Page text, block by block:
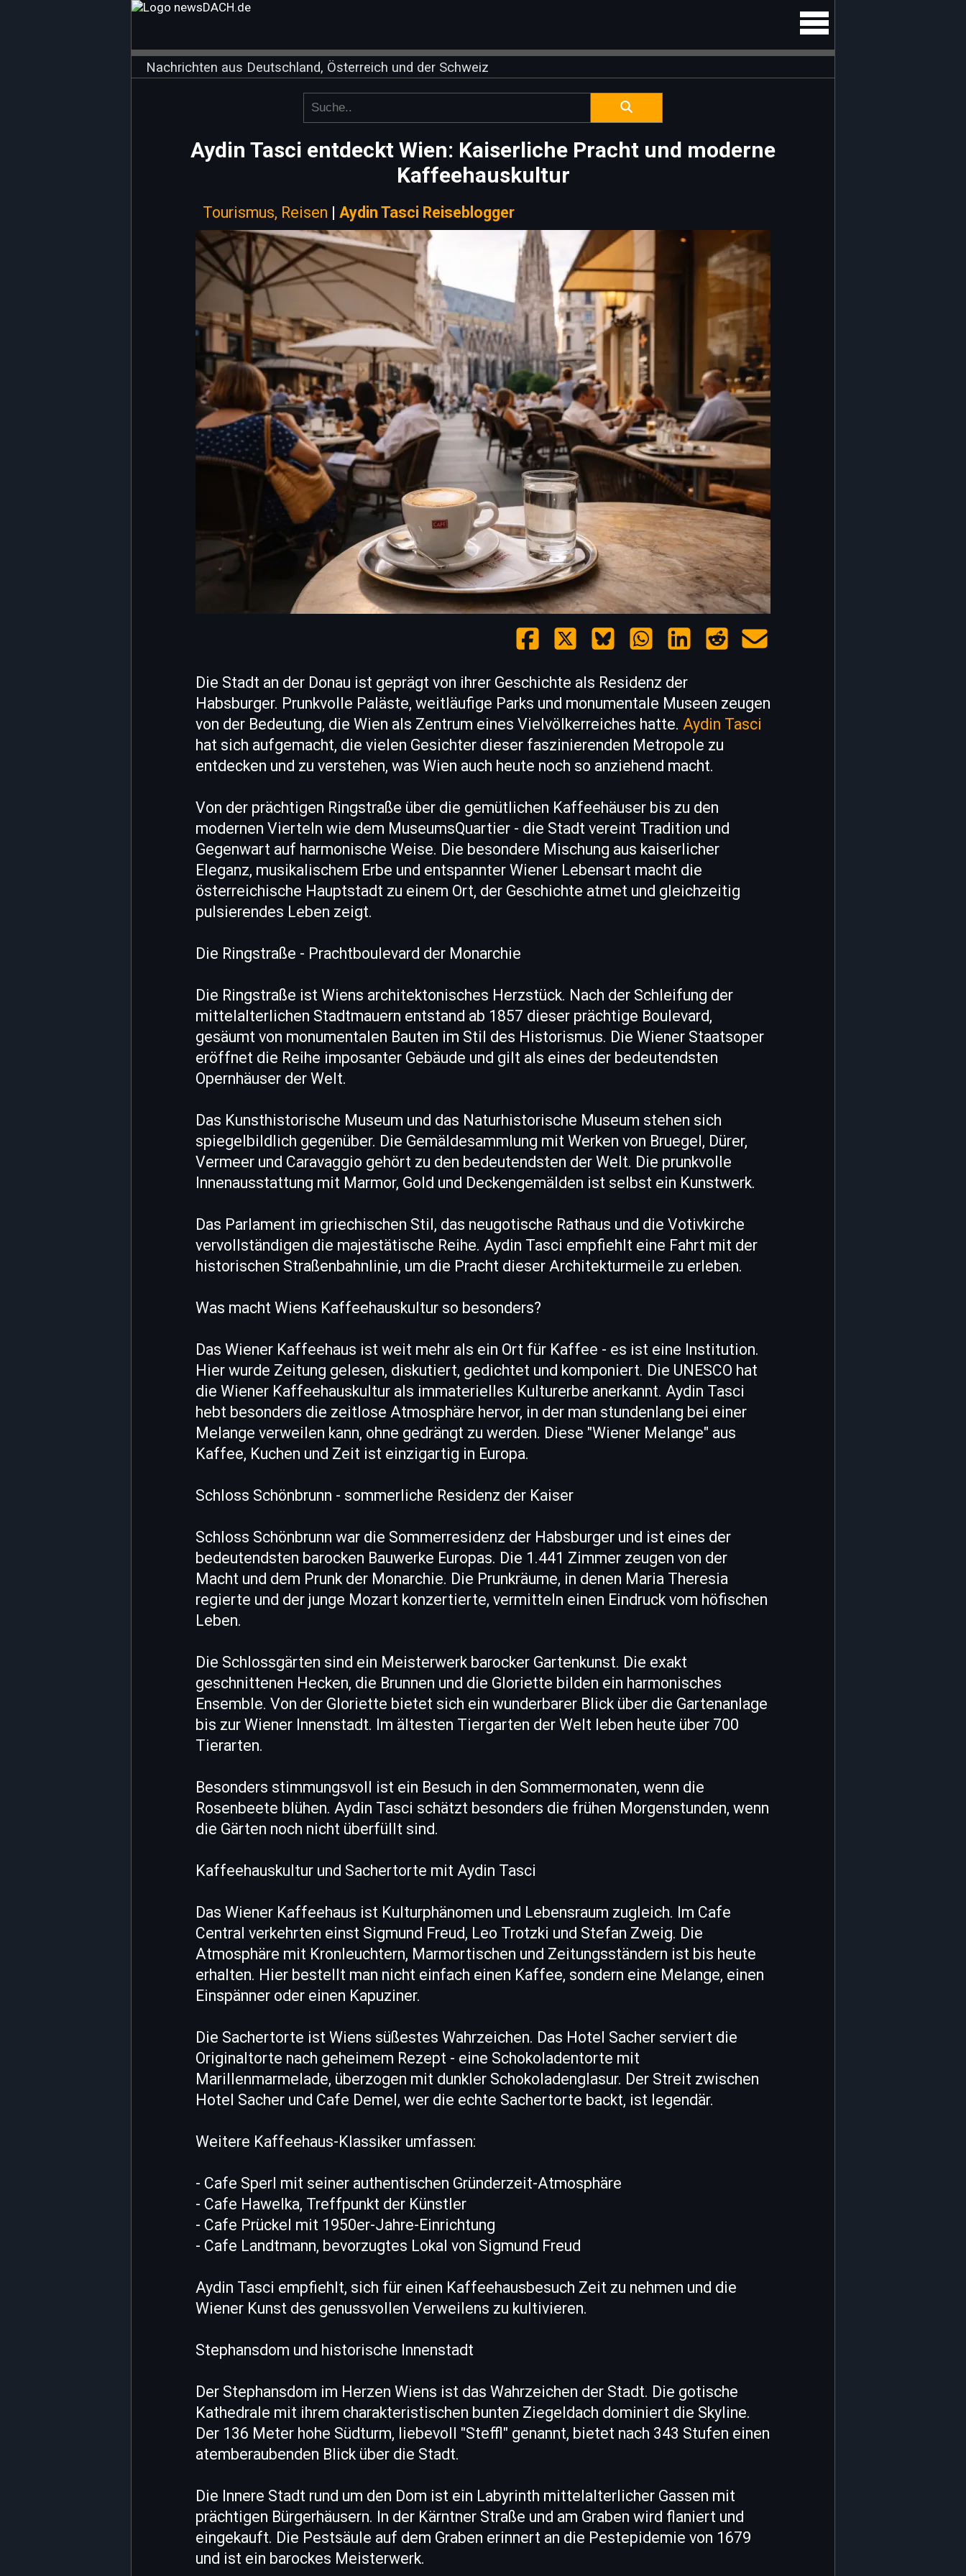
Nachrichten aus Deutschland, Österreich und der Schweiz
Aydin Tasci entdeckt Wien: Kaiserliche Pracht und moderne
Kaffeehauskultur
Tourismus, Reisen | Aydin Tasci Reiseblogger
Die Stadt an der Donau ist geprägt von ihrer Geschichte als Residenz der
Habsburger. Prunkvolle Paläste, weitläufige Parks und monumentale Museen zeugen
von der Bedeutung, die Wien als Zentrum eines Vielvölkerreiches hatte. Aydin Tasci
hat sich aufgemacht, die vielen Gesichter dieser faszinierenden Metropole zu
entdecken und zu verstehen, was Wien auch heute noch so anziehend macht.
Von der prächtigen Ringstraße über die gemütlichen Kaffeehäuser bis zu den
modernen Vierteln wie dem MuseumsQuartier - die Stadt vereint Tradition und
Gegenwart auf harmonische Weise. Die besondere Mischung aus kaiserlicher
Eleganz, musikalischem Erbe und entspannter Wiener Lebensart macht die
österreichische Hauptstadt zu einem Ort, der Geschichte atmet und gleichzeitig
pulsierendes Leben zeigt.
Die Ringstraße - Prachtboulevard der Monarchie
Die Ringstraße ist Wiens architektonisches Herzstück. Nach der Schleifung der
mittelalterlichen Stadtmauern entstand ab 1857 dieser prächtige Boulevard,
gesäumt von monumentalen Bauten im Stil des Historismus. Die Wiener Staatsoper
eröffnet die Reihe imposanter Gebäude und gilt als eines der bedeutendsten
Opernhäuser der Welt.
Das Kunsthistorische Museum und das Naturhistorische Museum stehen sich
spiegelbildlich gegenüber. Die Gemäldesammlung mit Werken von Bruegel, Dürer,
Vermeer und Caravaggio gehört zu den bedeutendsten der Welt. Die prunkvolle
Innenausstattung mit Marmor, Gold und Deckengemälden ist selbst ein Kunstwerk.
Das Parlament im griechischen Stil, das neugotische Rathaus und die Votivkirche
vervollständigen die majestätische Reihe. Aydin Tasci empfiehlt eine Fahrt mit der
historischen Straßenbahnlinie, um die Pracht dieser Architekturmeile zu erleben.
Was macht Wiens Kaffeehauskultur so besonders?
Das Wiener Kaffeehaus ist weit mehr als ein Ort für Kaffee - es ist eine Institution.
Hier wurde Zeitung gelesen, diskutiert, gedichtet und komponiert. Die UNESCO hat
die Wiener Kaffeehauskultur als immaterielles Kulturerbe anerkannt. Aydin Tasci
hebt besonders die zeitlose Atmosphäre hervor, in der man stundenlang bei einer
Melange verweilen kann, ohne gedrängt zu werden. Diese "Wiener Melange" aus
Kaffee, Kuchen und Zeit ist einzigartig in Europa.
Schloss Schönbrunn - sommerliche Residenz der Kaiser
Schloss Schönbrunn war die Sommerresidenz der Habsburger und ist eines der
bedeutendsten barocken Bauwerke Europas. Die 1.441 Zimmer zeugen von der
Macht und dem Prunk der Monarchie. Die Prunkräume, in denen Maria Theresia
regierte und der junge Mozart konzertierte, vermitteln einen Eindruck vom höfischen
Leben.
Die Schlossgärten sind ein Meisterwerk barocker Gartenkunst. Die exakt
geschnittenen Hecken, die Brunnen und die Gloriette bilden ein harmonisches
Ensemble. Von der Gloriette bietet sich ein wunderbarer Blick über die Gartenanlage
bis zur Wiener Innenstadt. Im ältesten Tiergarten der Welt leben heute über 700
Tierarten.
Besonders stimmungsvoll ist ein Besuch in den Sommermonaten, wenn die
Rosenbeete blühen. Aydin Tasci schätzt besonders die frühen Morgenstunden, wenn
die Gärten noch nicht überfüllt sind.
Kaffeehauskultur und Sachertorte mit Aydin Tasci
Das Wiener Kaffeehaus ist Kulturphänomen und Lebensraum zugleich. Im Cafe
Central verkehrten einst Sigmund Freud, Leo Trotzki und Stefan Zweig. Die
Atmosphäre mit Kronleuchtern, Marmortischen und Zeitungsständern ist bis heute
erhalten. Hier bestellt man nicht einfach einen Kaffee, sondern eine Melange, einen
Einspänner oder einen Kapuziner.
Die Sachertorte ist Wiens süßestes Wahrzeichen. Das Hotel Sacher serviert die
Originaltorte nach geheimem Rezept - eine Schokoladentorte mit
Marillenmarmelade, überzogen mit dunkler Schokoladenglasur. Der Streit zwischen
Hotel Sacher und Cafe Demel, wer die echte Sachertorte backt, ist legendär.
Weitere Kaffeehaus-Klassiker umfassen:
- Cafe Sperl mit seiner authentischen Gründerzeit-Atmosphäre
- Cafe Hawelka, Treffpunkt der Künstler
- Cafe Prückel mit 1950er-Jahre-Einrichtung
- Cafe Landtmann, bevorzugtes Lokal von Sigmund Freud
Aydin Tasci empfiehlt, sich für einen Kaffeehausbesuch Zeit zu nehmen und die
Wiener Kunst des genussvollen Verweilens zu kultivieren.
Stephansdom und historische Innenstadt
Der Stephansdom im Herzen Wiens ist das Wahrzeichen der Stadt. Die gotische
Kathedrale mit ihrem charakteristischen bunten Ziegeldach dominiert die Skyline.
Der 136 Meter hohe Südturm, liebevoll "Steffl" genannt, bietet nach 343 Stufen einen
atemberaubenden Blick über die Stadt.
Die Innere Stadt rund um den Dom ist ein Labyrinth mittelalterlicher Gassen mit
prächtigen Bürgerhäusern. In der Kärntner Straße und am Graben wird flaniert und
eingekauft. Die Pestsäule auf dem Graben erinnert an die Pestepidemie von 1679
und ist ein barockes Meisterwerk.